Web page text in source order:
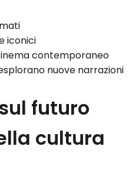
iconici
contemporaneo
nuove narrazioni
futuro
cultura